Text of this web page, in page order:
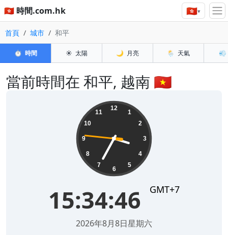
🇭🇰 時間.com.hk 🇭🇰▾
首頁 城市 和平
⏱️ 時間 ☀️ 太陽 🌙 月亮 🌦️ 天氣 💨
當前時間在 和平, 越南 🇻🇳
12
1
2
3
4
5
6
7
8
9
10
11
15:34:47 GMT+7
2026年8月8日星期六